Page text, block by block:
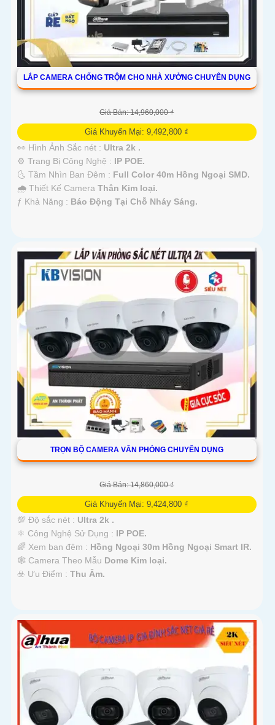
LẮP CAMERA CHỐNG TRỘM CHO NHÀ XƯỞNG CHUYÊN DỤNG
Giá Bán: 14,960,000 ₫
Giá Khuyến Mại: 9,492,800 ₫
👀 Hình Ảnh Sắc nét : Ultra 2k .
⚙ Trang Bị Công Nghệ : IP POE.
🌜 Tầm Nhìn Ban Đêm : Full Color 40m Hồng Ngoại SMD.
🌧️ Thiết Kế Camera Thân Kim loại.
️ƒ Khả Năng : Báo Động Tại Chỗ Nháy Sáng.
TRỌN BỘ CAMERA VĂN PHÒNG CHUYÊN DỤNG
Giá Bán: 14,860,000 ₫
Giá Khuyến Mại: 9,424,800 ₫
💯 Độ sắc nét : Ultra 2k .
⚛️ Công Nghệ Sử Dụng : IP POE.
🌈 Xem ban đêm : Hồng Ngoại 30m Hồng Ngoại Smart IR.
🕸️ Camera Theo Mẫu Dome Kim loại.
️☣️ Ưu Điểm : Thu Âm.